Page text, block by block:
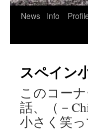
News Info
スペイン
このコー
話、（－
小さく笑っ